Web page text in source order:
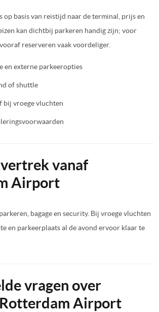
op basis van reistijd naar de terminal, prijs en
kan dichtbij parkeren handig zijn; voor
reserveren vaak voordeliger.
en externe parkeeropties
of shuttle
bij vroege vluchten
vanaf
Airport
bagage en security. Bij vroege vluchten
en parkeerplaats al de avond ervoor klaar te
vragen over
Airport